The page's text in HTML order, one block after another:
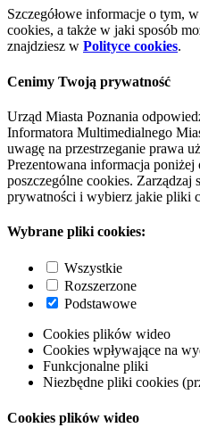
Szczegółowe informacje o tym,
cookies, a także w jaki sposób
znajdziesz w Polityce cookies.
Cenimy Twoją prywatność
Urząd Miasta Poznania
Informatora Multimedialnego
uwagę na przestrzeganie prawa
Prezentowana informacja
poszczególne cookies.
prywatności i wybierz jakie pliki
Wybrane pliki cookies:
Wszystkie
Rozszerzone
Podstawowe
Cookies plików wideo
Cookies wpływające na
Funkcjonalne pliki
Niezbędne pliki cookies
Cookies plików wideo